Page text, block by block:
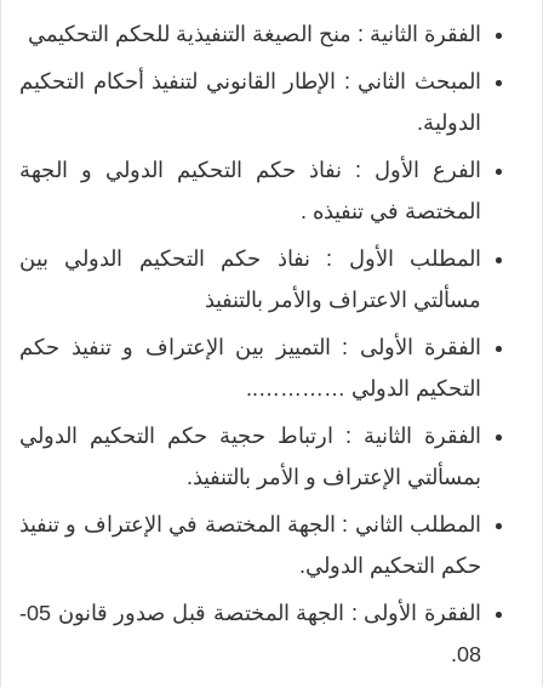
الفقرة الثانية : منح الصيغة التنفيذية للحكم التحكيمي
المبحث الثاني : الإطار القانوني لتنفيذ أحكام التحكيم
الدولية.
الفرع الأول : نفاذ حكم التحكيم الدولي و الجهة
المختصة في تنفيذه .
المطلب الأول : نفاذ حكم التحكيم الدولي بين
مسألتي الاعتراف والأمر بالتنفيذ
الفقرة الأولى : التمييز بين الإعتراف و تنفيذ حكم
التحكيم الدولي …………..
الفقرة الثانية : ارتباط حجية حكم التحكيم الدولي
بمسألتي الإعتراف و الأمر بالتنفيذ.
المطلب الثاني : الجهة المختصة في الإعتراف و تنفيذ
حكم التحكيم الدولي.
الفقرة الأولى : الجهة المختصة قبل صدور قانون 05-
08.